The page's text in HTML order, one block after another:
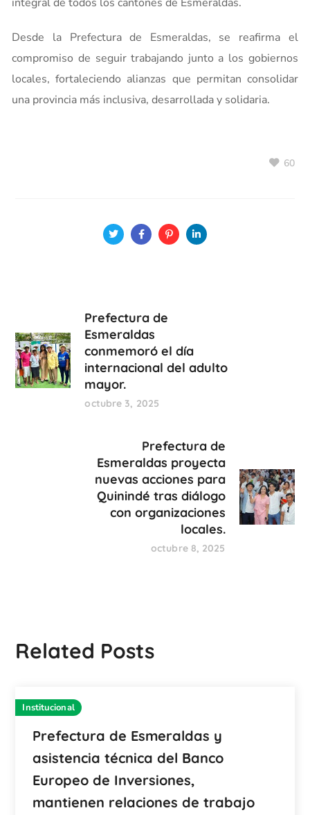
integral de todos los cantones de Esmeraldas.
Desde la Prefectura de Esmeraldas, se reafirma el
compromiso de seguir trabajando junto a los gobiernos
locales, fortaleciendo alianzas que permitan consolidar
una provincia más inclusiva, desarrollada y solidaria.
60
Prefectura de
Esmeraldas
conmemoró el día
internacional del adulto
mayor.
octubre 3, 2025
Prefectura de
Esmeraldas proyecta
nuevas acciones para
Quinindé tras diálogo
con organizaciones
locales.
octubre 8, 2025
Related Posts
Institucional
Prefectura de Esmeraldas y
asistencia técnica del Banco
Europeo de Inversiones,
mantienen relaciones de trabajo